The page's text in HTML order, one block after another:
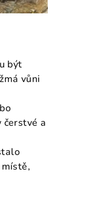
být
vůni
čerstvé a